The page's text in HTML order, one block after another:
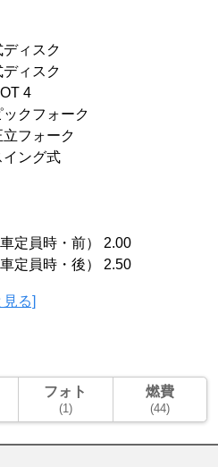
ィスク
ィスク
4
クフォーク
フォーク
イング式
定員時・前） 2.00
定員時・後） 2.50
る]
フォト
(1)
燃費
(44)